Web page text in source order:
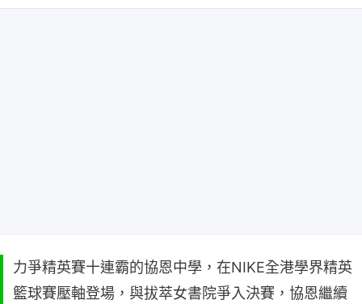
力爭精英賽十連霸的協恩中學，在NIKE全港學界精英
籃球賽壓軸登場，與拔萃女書院爭入決賽，協恩繼續